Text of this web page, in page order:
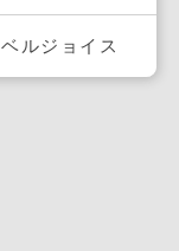
ベルジョイス